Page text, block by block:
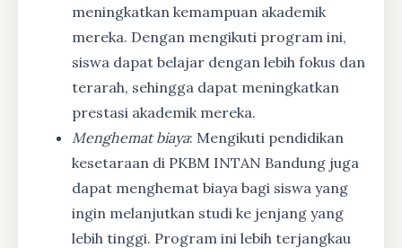
meningkatkan kemampuan akademik
mereka. Dengan mengikuti program ini,
siswa dapat belajar dengan lebih fokus dan
terarah, sehingga dapat meningkatkan
prestasi akademik mereka.
Menghemat biaya: Mengikuti pendidikan
kesetaraan di PKBM INTAN Bandung juga
dapat menghemat biaya bagi siswa yang
ingin melanjutkan studi ke jenjang yang
lebih tinggi. Program ini lebih terjangkau